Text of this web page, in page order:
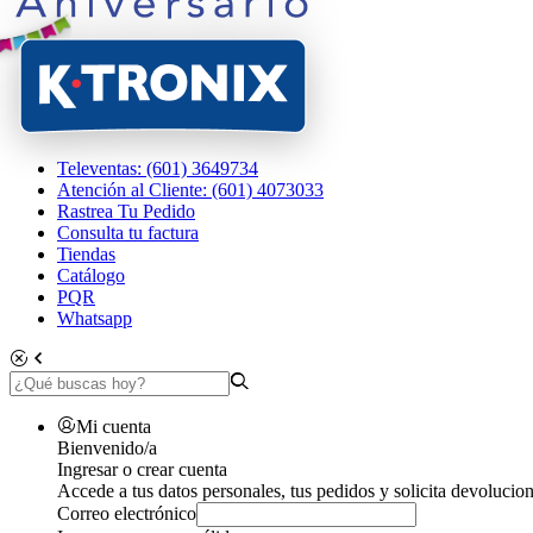
Televentas: (601) 3649734
Atención al Cliente: (601) 4073033
Rastrea Tu Pedido
Consulta tu factura
Tiendas
Catálogo
PQR
Whatsapp
Mi cuenta
Bienvenido/a
Ingresar o crear cuenta
Accede a tus datos personales, tus pedidos y solicita
Correo electrónico